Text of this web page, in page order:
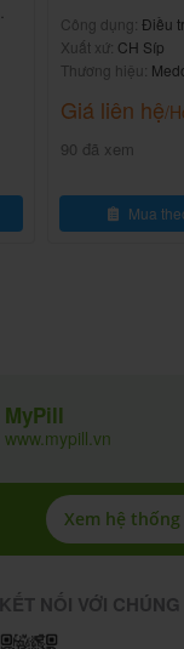
Công dụng: Điều
khuẩn
Xuất xứ: CH Síp
Thương hiệu:
Giá liên hệ/
90 đã xem
Mua
MyPill
www.mypill.vn
Xem hệ
KẾT NỐI VỚI